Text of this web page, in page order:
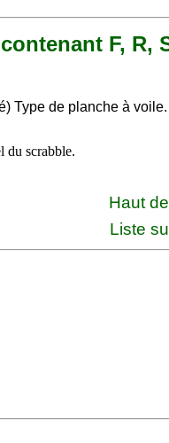
F, R,
Type de planche à voile.
du scrabble.
Haut
Liste